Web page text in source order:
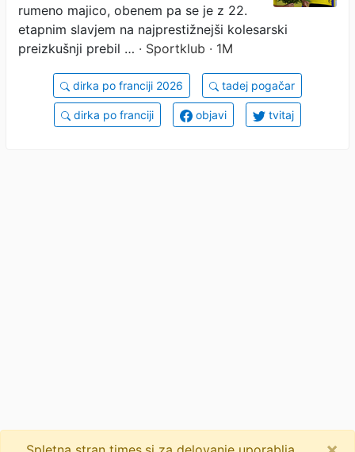
rumeno majico, obenem pa se je z 22.
etapnim slavjem na najprestižnejši kolesarski
preizkušnji prebil … · Sportklub · 1M
dirka po franciji 2026 tadej pogačar
dirka po franciji objavi tvitaj